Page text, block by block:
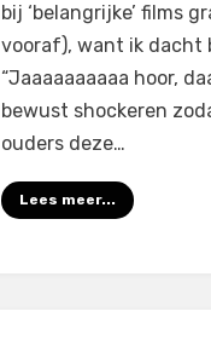
bij ‘belangrijke’ films
vooraf), want ik dacht
“Jaaaaaaaaaa hoor,
bewust shockeren
ouders deze…
Lees meer...